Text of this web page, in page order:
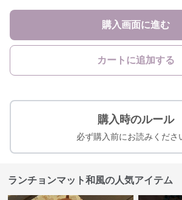
購入画面に進む
カートに追加する
購入時のルール
必ず購入前にお読みくださ
ランチョンマット和風の人気アイテム